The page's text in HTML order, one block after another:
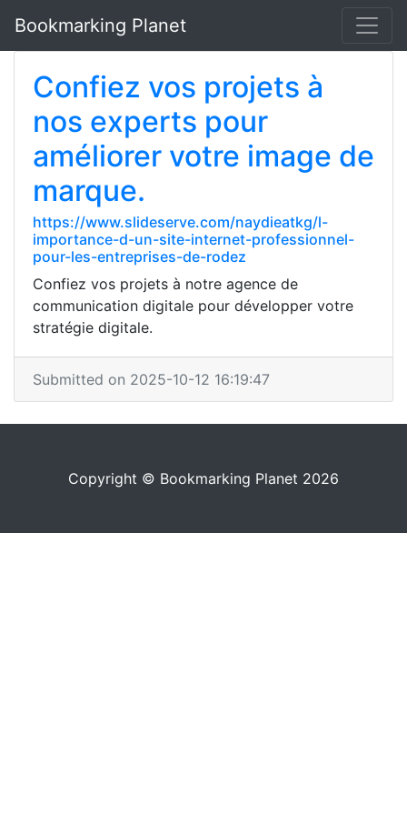
Bookmarking Planet
Confiez vos projets à
nos experts pour
améliorer votre image de
marque.
https://www.slideserve.com/naydieatkg/l-
importance-d-un-site-internet-professionnel-
pour-les-entreprises-de-rodez
Confiez vos projets à notre agence de
communication digitale pour développer votre
stratégie digitale.
Submitted on 2025-10-12 16:19:47
Copyright © Bookmarking Planet 2026